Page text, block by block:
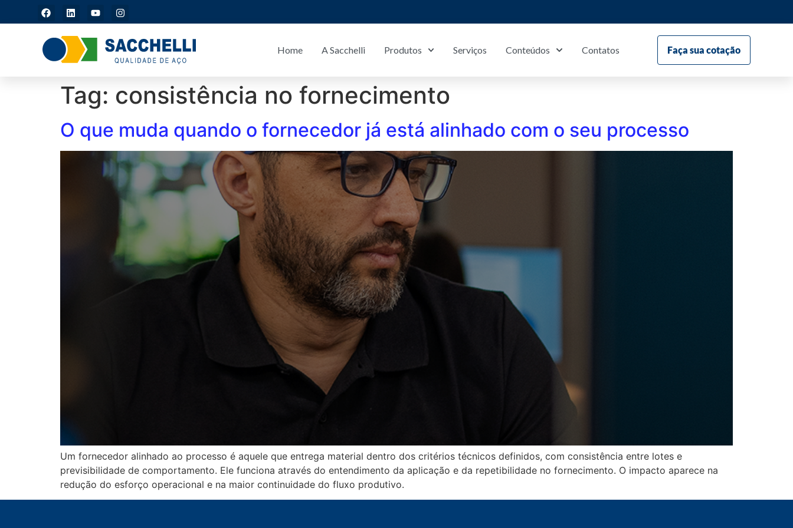
Home A Sacchelli Produtos Serviços Conteúdos Contatos Faça sua cotação
Tag: consistência no fornecimento
O que muda quando o fornecedor já está alinhado com o seu processo
Um fornecedor alinhado ao processo é aquele que entrega material dentro dos critérios técnicos definidos, com consistência entre lotes e
previsibilidade de comportamento. Ele funciona através do entendimento da aplicação e da repetibilidade no fornecimento. O impacto aparece na
redução do esforço operacional e na maior continuidade do fluxo produtivo.